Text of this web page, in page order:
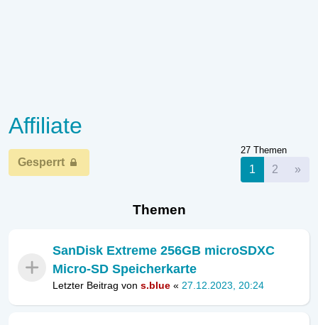
Affiliate
Gesperrt
27 Themen
1 2 »
Themen
SanDisk Extreme 256GB microSDXC
Micro-SD Speicherkarte
Letzter Beitrag von s.blue « 27.12.2023, 20:24